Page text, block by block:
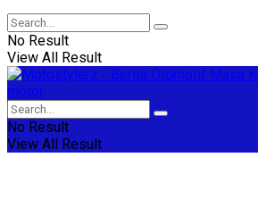
No Result
View All Result
No Result
View All Result